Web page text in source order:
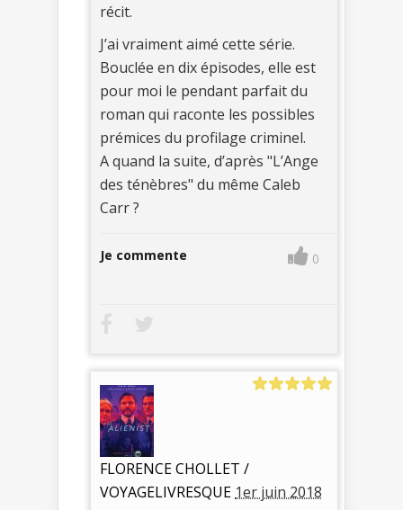
récit.
J’ai vraiment aimé cette série.
Bouclée en dix épisodes, elle est
pour moi le pendant parfait du
roman qui raconte les possibles
prémices du profilage criminel.
A quand la suite, d’après "L’Ange
des ténèbres" du même Caleb
Carr ?
Je commente 0
FLORENCE CHOLLET /
VOYAGELIVRESQUE 1er juin 2018